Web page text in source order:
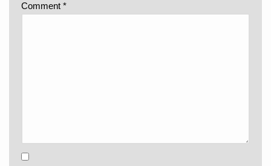
Comment *